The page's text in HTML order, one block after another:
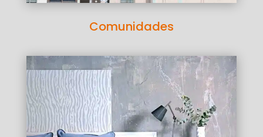
Comunidades